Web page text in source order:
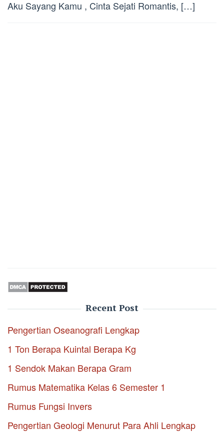
Aku Sayang Kamu , Cinta Sejati Romantis, […]
Recent Post
Pengertian Oseanografi Lengkap
1 Ton Berapa Kuintal Berapa Kg
1 Sendok Makan Berapa Gram
Rumus Matematika Kelas 6 Semester 1
Rumus Fungsi Invers
Pengertian Geologi Menurut Para Ahli Lengkap